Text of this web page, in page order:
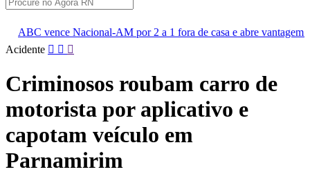
AM por 2 a 1 fora de casa e abre vantagem nas quartas
Cine
Pular
conteúdo
Acidente
Criminosos roubam carro de
motorista por aplicativo e
capotam veículo em
Parnamirim